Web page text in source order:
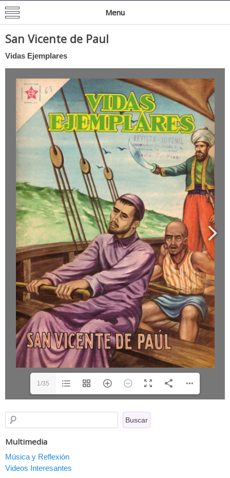
Mision de San Juan Bautista
Informacion General de la Mission
Menu
San Vicente de Paul
Vidas Ejemplares
1/35
Multimedia
Música y Reflexión
Videos Interesantes